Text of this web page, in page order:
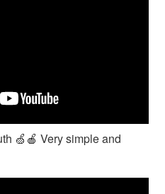
🍏🍎 Very simple and